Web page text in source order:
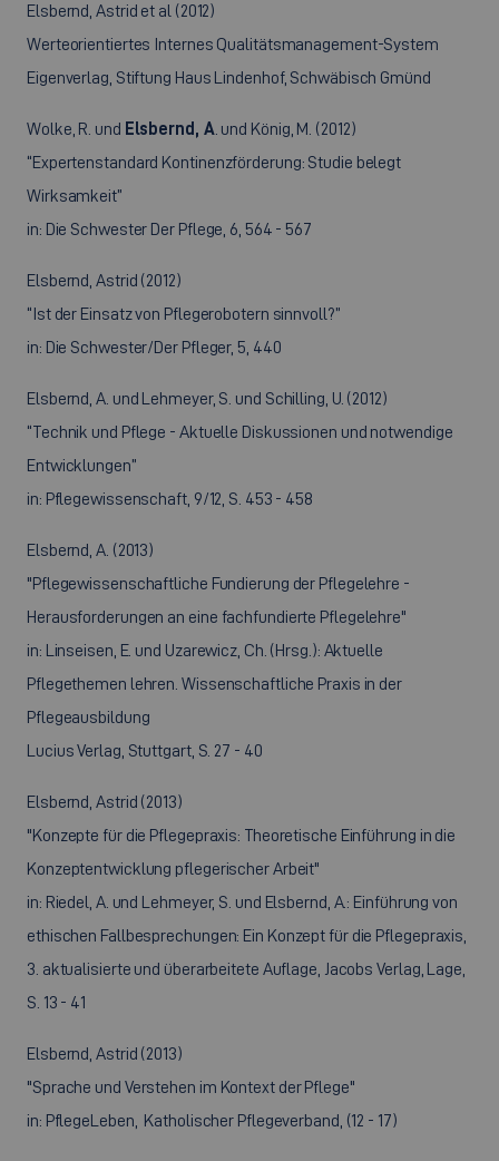
Elsbernd, Astrid et al (2012)
Werteorientiertes Internes Qualitätsmanagement-System
Eigenverlag, Stiftung Haus Lindenhof, Schwäbisch Gmünd
Wolke, R. und Elsbernd, A . und König, M. (2012)
“Expertenstandard Kontinenzförderung: Studie belegt
Wirksamkeit”
in: Die Schwester Der Pflege, 6, 564 - 567
Elsbernd, Astrid (2012)
“Ist der Einsatz von Pflegerobotern sinnvoll?”
in: Die Schwester/Der Pfleger, 5, 440
Elsbernd, A. und Lehmeyer, S. und Schilling, U. (2012)
“Technik und Pflege - Aktuelle Diskussionen und notwendige
Entwicklungen”
in: Pflegewissenschaft, 9/12, S. 453 - 458
Elsbernd, A. (2013)
"Pflegewissenschaftliche Fundierung der Pflegelehre -
Herausforderungen an eine fachfundierte Pflegelehre"
in: Linseisen, E. und Uzarewicz, Ch. (Hrsg.): Aktuelle
Pflegethemen lehren. Wissenschaftliche Praxis in der
Pflegeausbildung
Lucius Verlag, Stuttgart, S. 27 - 40
Elsbernd, Astrid (2013)
"Konzepte für die Pflegepraxis: Theoretische Einführung in die
Konzeptentwicklung pflegerischer Arbeit"
in: Riedel, A. und Lehmeyer, S. und Elsbernd, A.: Einführung von
ethischen Fallbesprechungen: Ein Konzept für die Pflegepraxis,
3. aktualisierte und überarbeitete Auflage, Jacobs Verlag, Lage,
S. 13 - 41
Elsbernd, Astrid (2013)
"Sprache und Verstehen im Kontext der Pflege"
in: PflegeLeben, Katholischer Pflegeverband, (12 - 17)